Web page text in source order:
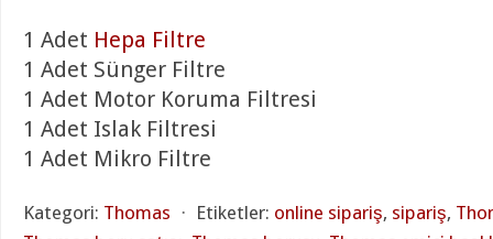
1 Adet Hepa Filtre
1 Adet Sünger Filtre
1 Adet Motor Koruma Filtresi
1 Adet Islak Filtresi
1 Adet Mikro Filtre
Kategori: Thomas ⋅ Etiketler: online sipariş, sipariş,